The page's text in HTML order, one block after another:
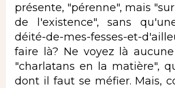
présente, "pérenne", mais
de l'existence", sans
déité-de-mes-fesses-et-
faire là? Ne voyez là
"charlatans en la matière",
dont il faut se méfier. Mais,